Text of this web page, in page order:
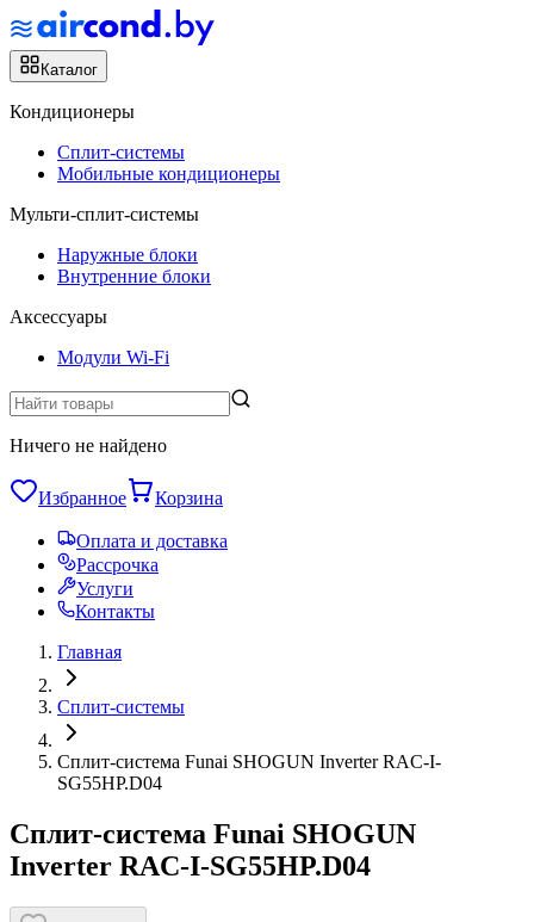
Каталог
Кондиционеры
Сплит-системы
Мобильные кондиционеры
Мульти-сплит-системы
Наружные блоки
Внутренние блоки
Аксессуары
Модули Wi-Fi
Ничего не найдено
Избранное Корзина
Оплата и доставка
Рассрочка
Услуги
Контакты
Главная
Сплит-системы
Сплит-система Funai SHOGUN Inverter RAC-I-
SG55HP.D04
Сплит-система Funai SHOGUN
Inverter RAC-I-SG55HP.D04